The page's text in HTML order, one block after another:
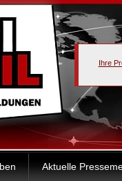
Ihre
Aktuelle